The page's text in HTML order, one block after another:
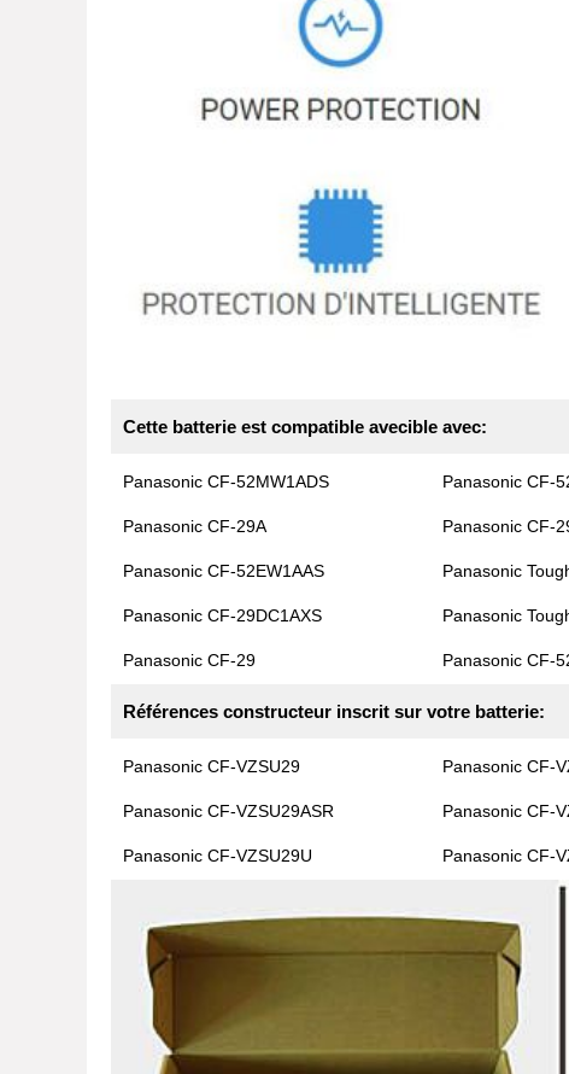
Cette batterie est compatible avecible avec:
Panasonic CF-52MW1ADS Panasonic CF-
Panasonic CF-29A Panasonic CF-
Panasonic CF-52EW1AAS Panasonic
Panasonic CF-29DC1AXS Panasonic
Panasonic CF-29 Panasonic CF-
Références constructeur inscrit sur votre batterie:
Panasonic CF-VZSU29 Panasonic CF-
Panasonic CF-VZSU29ASR Panasonic CF-
Panasonic CF-VZSU29U Panasonic CF-